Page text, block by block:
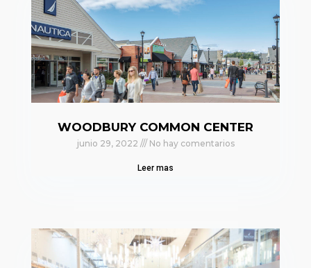
WOODBURY COMMON CENTER
junio 29, 2022 No hay comentarios
Leer mas